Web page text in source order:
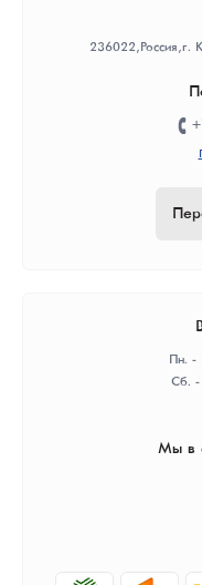
236022, Россия, г.
Пн. -
Сб. -
Мы в